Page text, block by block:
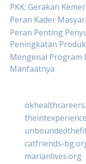
PKK: Gerakan
Peran Kader
Peran Penting
Peningkatan
Mengenal Program
Manfaatnya
catfriends-
marianlives.org